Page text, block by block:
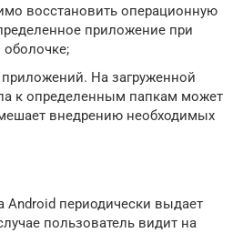
восстановить операционную
приложение при
На загруженной
к определенным папкам может
внедрению необходимых
Android периодически выдает
пользователь видит на